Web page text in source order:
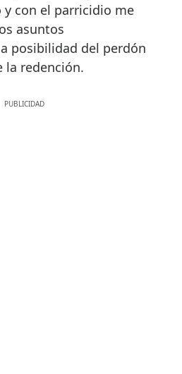
con el parricidio me
asuntos
posibilidad del perdón
la redención.